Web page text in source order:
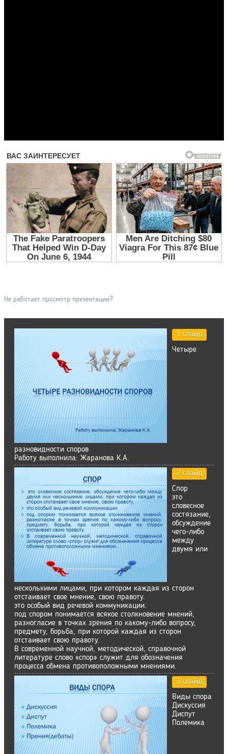
Не работает просмотр презентации?
1 слайд
Четыре
разновидности споров
Работу выполнила: Жаранова К.А.
2 слайд
Спор
это
словесное
состязание,
обсуждение
чего-либо
между
двумя или
несколькими лицами, при котором каждая из сторон
отстаивает свое мнение, свою правоту.
это особый вид речевой коммуникации.
под спором понимается всякое столкновение мнений,
разногласие в точках зрения по какому-либо вопросу,
предмету, борьба, при которой каждая из сторон
отстаивает свою правоту.
В современной научной, методической, справочной
литературе слово «спор» служит для обозначения
процесса обмена противоположными мнениями.
3 слайд
Виды спора
Дискуссия
Диспут
Полемика